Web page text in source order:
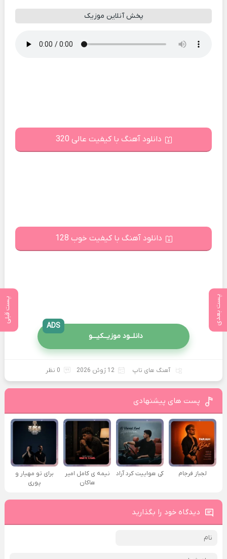
پست بعدی پست قبلی
پخش آنلاین موزیک
دانلود آهنگ با کیفیت عالی 320
دانلود آهنگ با کیفیت خوب 128
دانلــود موزیــکیـــو
ADS
آهنگ های تاپ 12 ژوئن 2026 0 نظر
پست های پیشنهادی
لجباز فرجام کی هواییت کرد آراد
نیمه ی کامل امیر
هاکان
برای تو مهیار و
پوری
دیدگاه خود را بگذارید